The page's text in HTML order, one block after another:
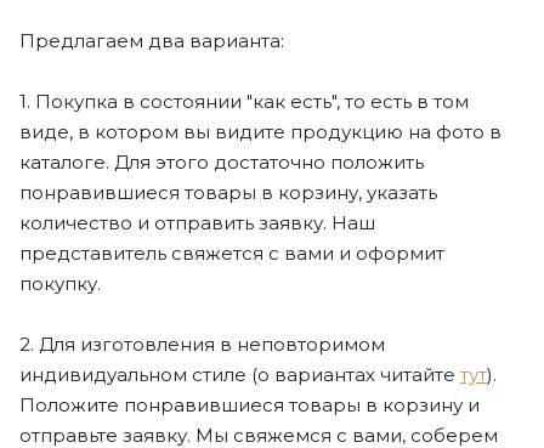
Предлагаем два варианта:
1. Покупка в состоянии "как есть", то есть в том
виде, в котором вы видите продукцию на фото в
каталоге. Для этого достаточно положить
понравившиеся товары в корзину, указать
количество и отправить заявку. Наш
представитель свяжется с вами и оформит
покупку.
2. Для изготовления в неповторимом
индивидуальном стиле (о вариантах читайте тут).
Положите понравившиеся товары в корзину и
отправьте заявку. Мы свяжемся с вами, соберем